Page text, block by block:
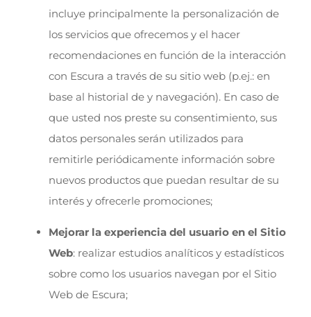
incluye principalmente la personalización de
los servicios que ofrecemos y el hacer
recomendaciones en función de la interacción
con Escura a través de su sitio web (p.ej.: en
base al historial de y navegación). En caso de
que usted nos preste su consentimiento, sus
datos personales serán utilizados para
remitirle periódicamente información sobre
nuevos productos que puedan resultar de su
interés y ofrecerle promociones;
Mejorar la experiencia del usuario en el Sitio
Web: realizar estudios analíticos y estadísticos
sobre como los usuarios navegan por el Sitio
Web de Escura;